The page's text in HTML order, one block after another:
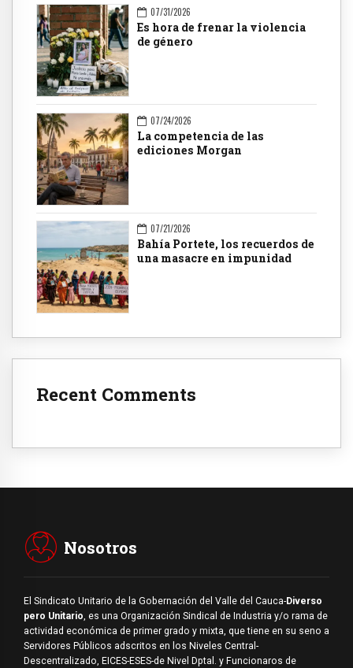
07/31/2026
Es hora de frenar la violencia
de género
07/24/2026
La competencia de las
ediciones Morgan
07/21/2026
Bahía Portete, los recuerdos de
una masacre en impunidad
Recent Comments
Nosotros
El Sindicato Unitario de la Gobernación del Valle del Cauca-Diverso
pero Unitario, es una Organización Sindical de Industria y/o rama de
actividad económica de primer grado y mixta, que tiene en su seno a
Servidores Públicos adscritos en los Niveles Central-
Descentralizado, EICES-ESES-de Nivel Dptal. y Funcionaros de